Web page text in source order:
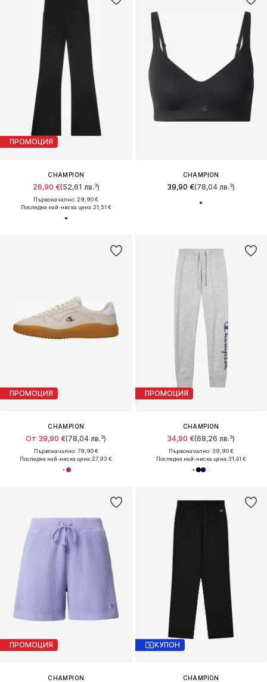
ПРОМОЦИЯ
CHAMPION
26,90 €(52,61 лв.³)
Първоначално: 29,90 €
Последна най-ниска цена:21,51 €
CHAMPION
39,90 €(78,04 лв.³)
ПРОМОЦИЯ
CHAMPION
От 39,90 €(78,04 лв.³)
Първоначално: 79,90 €
Последна най-ниска цена:27,93 €
ПРОМОЦИЯ
CHAMPION
34,90 €(68,26 лв.³)
Първоначално: 39,90 €
Последна най-ниска цена:31,41 €
ПРОМОЦИЯ
CHAMPION
КУПОН
CHAMPION